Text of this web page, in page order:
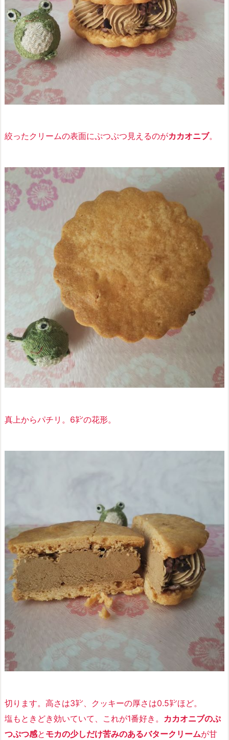
絞ったクリームの表面にぷつぷつ見えるのがカカオニブ。
真上からパチリ。6㌢の花形。
切ります。高さは3㌢、クッキーの厚さは0.5㌢ほど。
塩もときどき効いていて、これが1番好き。 カカオニブのぷ
つぷつ感と モカの少しだけ苦みのあるバタークリームが甘